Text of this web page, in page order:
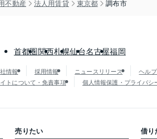
不動産 法人用賃貸 東京都 調布市
首都圏関西札幌仙台名古屋福岡
情報 採用情報 ニュースリリース ヘル
トについて・免責事項
個人情報保護・プライバシ
売りたい 借り